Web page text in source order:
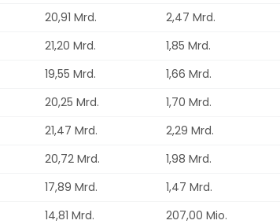
20,91 Mrd. 2,47 Mrd.
21,20 Mrd. 1,85 Mrd.
19,55 Mrd. 1,66 Mrd.
20,25 Mrd. 1,70 Mrd.
21,47 Mrd. 2,29 Mrd.
20,72 Mrd. 1,98 Mrd.
17,89 Mrd. 1,47 Mrd.
14,81 Mrd. 207,00 Mio.